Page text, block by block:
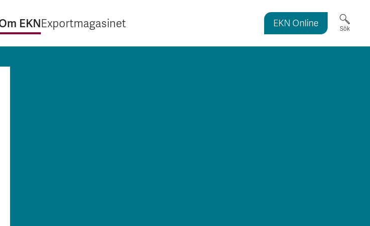
Länder
EKN
Expandera Om EKN
ExportmagasinetExpandera Exportmagasinet EKN Online Sök